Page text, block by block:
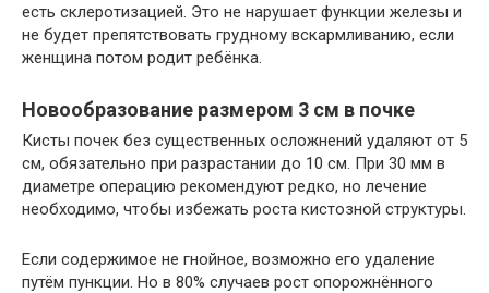
есть склеротизацией. Это не нарушает функции железы и
не будет препятствовать грудному вскармливанию, если
женщина потом родит ребёнка.
Новообразование размером 3 см в почке
Кисты почек без существенных осложнений удаляют от 5
см, обязательно при разрастании до 10 см. При 30 мм в
диаметре операцию рекомендуют редко, но лечение
необходимо, чтобы избежать роста кистозной структуры.
Если содержимое не гнойное, возможно его удаление
путём пункции. Но в 80% случаев рост опорожнённого